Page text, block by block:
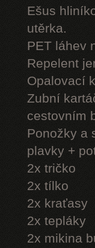
Ešus
utěrka.
PET láhev
Repelent
Opalovací
Zubní
cestovním
Ponožky a
plavky +
2x tričko
2x tílko
2x kraťasy
2x tepláky
2x mikina